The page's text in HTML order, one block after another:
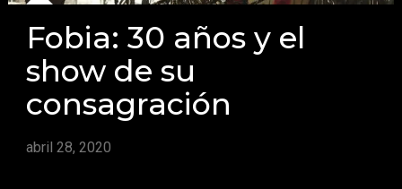
Fobia: 30 años y el
show de su
consagración
abril 28, 2020